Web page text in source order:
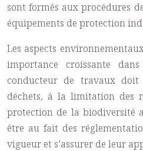
sont formés aux procédures
équipements de protection
Les aspects
importance croissante
conducteur de travaux
déchets, à la limitation des
protection de la biodiversité
être au fait des
vigueur et s’assurer de leur